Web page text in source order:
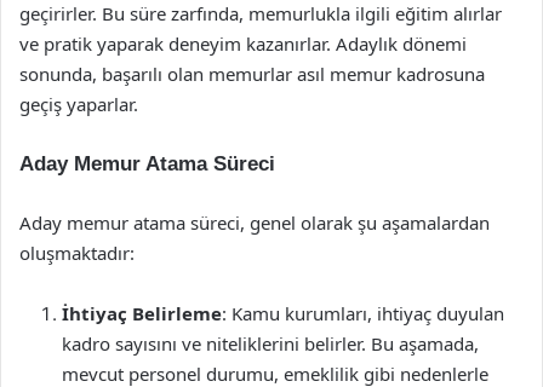
geçirirler. Bu süre zarfında, memurlukla ilgili eğitim alırlar
ve pratik yaparak deneyim kazanırlar. Adaylık dönemi
sonunda, başarılı olan memurlar asıl memur kadrosuna
geçiş yaparlar.
Aday Memur Atama Süreci
Aday memur atama süreci, genel olarak şu aşamalardan
oluşmaktadır:
İhtiyaç Belirleme: Kamu kurumları, ihtiyaç duyulan
kadro sayısını ve niteliklerini belirler. Bu aşamada,
mevcut personel durumu, emeklilik gibi nedenlerle